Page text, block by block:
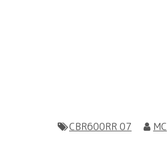
CBR600RR 07 MC